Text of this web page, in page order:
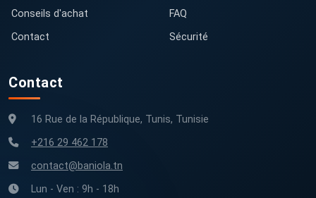
Conseils d'achat
Contact
FAQ
Sécurité
Contact
16 Rue de la République, Tunis, Tunisie
+216 29 462 178
contact@baniola.tn
Lun - Ven : 9h - 18h